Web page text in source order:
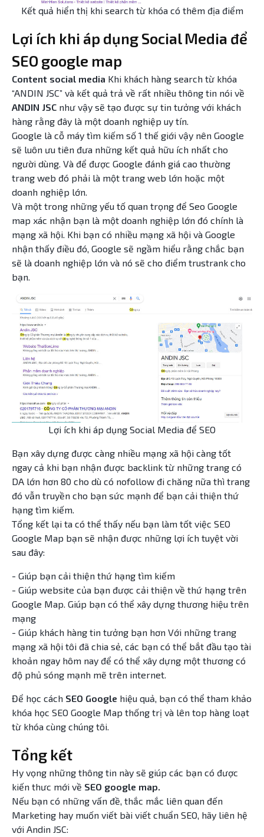
Kết quả hiển thị khi search từ khóa có thêm địa điểm
Lợi ích khi áp dụng Social Media để
SEO google map
Content social media Khi khách hàng search từ khóa
“ANDIN JSC” và kết quả trả về rất nhiều thông tin nói về
ANDIN JSC như vậy sẽ tạo được sự tin tưởng với khách
hàng rằng đây là một doanh nghiệp uy tín.
Google là cỗ máy tìm kiếm số 1 thế giới vậy nên Google
sẽ luôn ưu tiên đưa những kết quả hữu ích nhất cho
người dùng. Và để được Google đánh giá cao thường
trang web đó phải là một trang web lớn hoặc một
doanh nghiệp lớn.
Và một trong những yếu tố quan trọng để Seo Google
map xác nhận bạn là một doanh nghiệp lớn đó chính là
mạng xã hội. Khi bạn có nhiều mạng xã hội và Google
nhận thấy điều đó, Google sẽ ngầm hiểu rằng chắc bạn
sẽ là doanh nghiệp lớn và nó sẽ cho điểm trustrank cho
bạn.
Lợi ích khi áp dụng Social Media để SEO
Bạn xây dựng được càng nhiều mạng xã hội càng tốt
ngay cả khi bạn nhận được backlink từ những trang có
DA lớn hơn 80 cho dù có nofollow đi chăng nữa thì trang
đó vẫn truyền cho bạn sức mạnh để bạn cải thiện thứ
hạng tìm kiếm.
Tổng kết lại ta có thể thấy nếu bạn làm tốt việc SEO
Google Map bạn sẽ nhận được những lợi ích tuyệt vời
sau đây:
- Giúp bạn cải thiện thứ hạng tìm kiếm
- Giúp website của bạn được cải thiện về thứ hạng trên
Google Map. Giúp bạn có thể xây dựng thương hiệu trên
mạng
- Giúp khách hàng tin tưởng bạn hơn Với những trang
mạng xã hội tôi đã chia sẻ, các bạn có thể bắt đầu tạo tài
khoản ngay hôm nay để có thể xây dựng một thương có
độ phủ sóng mạnh mẽ trên internet.
Để học cách SEO Google hiệu quả, bạn có thể tham khảo
khóa học SEO Google Map thống trị và lên top hàng loạt
từ khóa cùng chúng tôi.
Tổng kết
Hy vọng những thông tin này sẽ giúp các bạn có được
kiến thưc mới về SEO google map.
Nếu bạn có những vấn đề, thắc mắc liên quan đến
Marketing hay muốn viết bài viết chuẩn SEO, hãy liên hệ
với Andin JSC: